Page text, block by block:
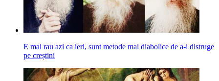
E mai rau azi ca ieri, sunt metode mai diabolice de a-i distruge
pe creștini